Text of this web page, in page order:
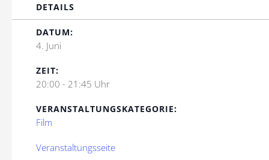
DETAILS
DATUM:
4. Juni
ZEIT:
20:00 - 21:45 Uhr
VERANSTALTUNGSKATEGORIE:
Film
Veranstaltungsseite